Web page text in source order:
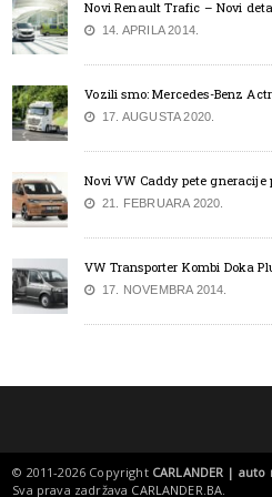
Novi Renault Trafic – Novi
14. APRILA 2014.
Vozili smo: Mercedes-Benz
17. AUGUSTA 2020.
Novi VW Caddy pete
21. FEBRUARA 2020.
VW Transporter Kombi Doka
17. NOVEMBRA 2014.
© 2011-2026 Copyright CARLANDER |
Sva prava zadržava CARLANDER.BA